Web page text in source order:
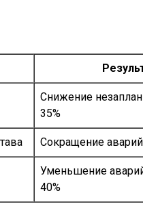
Снижение
35%
Сокращение
Уменьшение
40%